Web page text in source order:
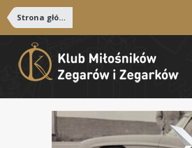
Strona główna